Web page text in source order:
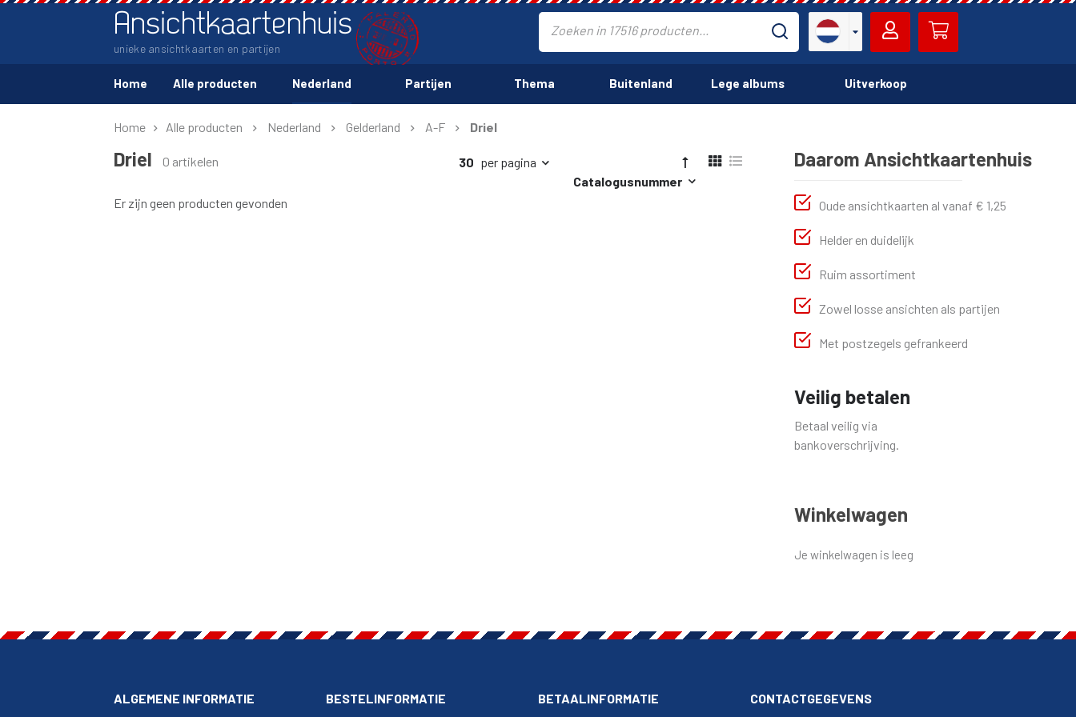
Ansichtkaartenhuis
unieke ansichtkaarten en partijen
Home Alle producten Nederland Partijen Thema Buitenland Lege albums Uitverkoop
Home Alle producten Nederland Gelderland A-F Driel
Driel
0 artikelen
Catalogusnummer
30 per pagina
Er zijn geen producten gevonden
Daarom Ansichtkaartenhuis
Oude ansichtkaarten al vanaf € 1,25
Helder en duidelijk
Ruim assortiment
Zowel losse ansichten als partijen
Met postzegels gefrankeerd
Veilig betalen
Betaal veilig via
bankoverschrijving.
Winkelwagen
Je winkelwagen is leeg
ALGEMENE INFORMATIE BESTELINFORMATIE BETAALINFORMATIE CONTACTGEGEVENS